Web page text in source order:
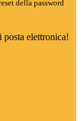
della password
elettronica!